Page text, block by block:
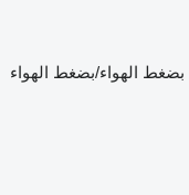
بضغط الهواء/بضغط الهواء